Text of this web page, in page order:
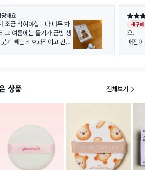
당해요
조금 식혀야합니다 너무 차
고 여름에는 물기가 금방 생
기 빼는데 효과적이고 간지
별점 5
재구매
요.
매진
상품 전체보기